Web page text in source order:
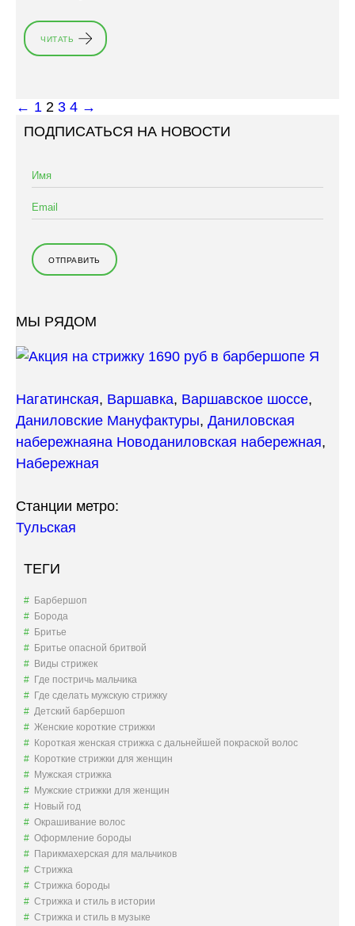
ЧИТАТЬ «
В
Б
А
А
С
Т
Г
С
Д
Е
К
← 1 2 3 4 →
ПОДПИСАТЬСЯ НА НОВОСТИ
МЫ РЯДОМ
Нагатинская, Варшавка, Варшавское шоссе,
Даниловские Мануфактуры, Даниловская
набережнаяна Новоданиловская набережная,
Набережная
Станции метро:
Тульская
ТЕГИ
Барбершоп
Борода
Бритье
Бритье опасной бритвой
Виды стрижек
Где постричь мальчика
Где сделать мужскую стрижку
Детский барбершоп
Женские короткие стрижки
Короткая женская стрижка с дальнейшей покраской волос
Короткие стрижки для женщин
Мужская стрижка
Мужские стрижки для женщин
Новый год
Окрашивание волос
Оформление бороды
Парикмахерская для мальчиков
Стрижка
Стрижка бороды
Стрижка и стиль в истории
Стрижка и стиль в музыке